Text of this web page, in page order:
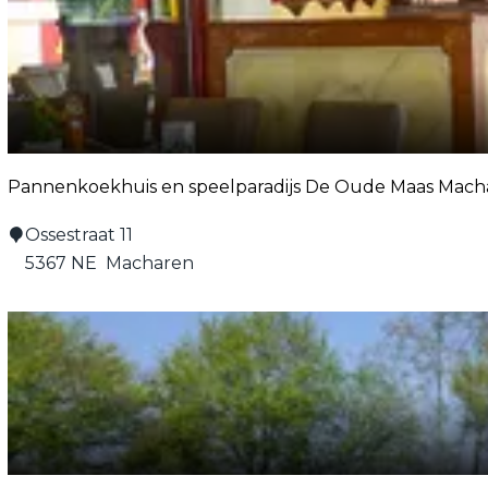
l
o
r
p
d
u
i
n
/
D
o
Pannenkoekhuis en speelparadijs De Oude Maas
P
n
e
n
k
o
e
Ossestraat 11
5367 NE Macharen